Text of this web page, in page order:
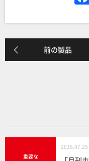
前の製品
重要な
2026.07.25